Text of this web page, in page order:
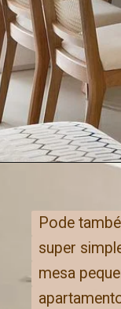
Pode
super
mesa
Pode
super
mesa